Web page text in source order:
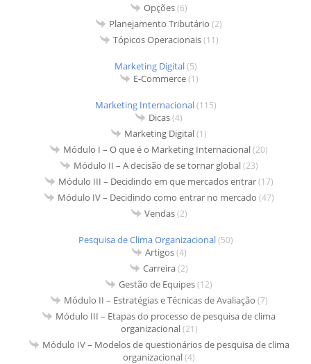
Opções(6)
Planejamento Tributário (2)
Tópicos Operacionais(11)
Marketing Digital(5)
E-Commerce(1)
Marketing Internacional(115)
Dicas(4)
Marketing Digital(1)
Módulo I – O que é o Marketing Internacional(20)
Módulo II – A decisão de se tornar global(23)
Módulo III – Decidindo em que mercados entrar(17)
Módulo IV – Decidindo como entrar no mercado (47)
Vendas(2)
Pesquisa de Clima Organizacional(50)
Artigos(4)
Carreira(2)
Gestão de Equipes(12)
Módulo II – Estratégias e Técnicas de Avaliação (7)
Módulo III – Etapas do processo de pesquisa de clima
organizacional(21)
Módulo IV – Modelos de questionários de pesquisa de clima
organizacional(4)